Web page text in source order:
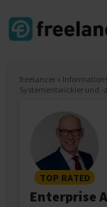
freelancer »
Systementwickler und
TOP RATED
Enterprise